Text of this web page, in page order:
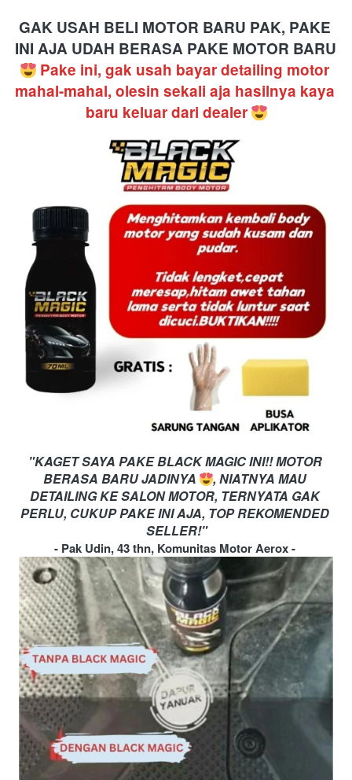
GAK USAH BELI MOTOR BARU PAK, PAKE
INI AJA UDAH BERASA PAKE MOTOR BARU
Pake ini, gak usah bayar detailing motor
mahal-mahal, olesin sekali aja hasilnya kaya
baru keluar dari dealer
"KAGET SAYA PAKE BLACK MAGIC INI!! MOTOR
BERASA BARU JADINYA
, NIATNYA MAU
DETAILING KE SALON MOTOR, TERNYATA GAK
PERLU, CUKUP PAKE INI AJA, TOP REKOMENDED
SELLER!"
- Pak Udin, 43 thn, Komunitas Motor Aerox -